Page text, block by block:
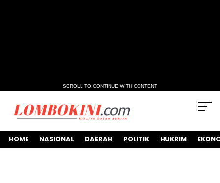
SCROLL TO CONTINUE WITH CONTENT
HOME NASIONAL DAERAH POLITIK HUKRIM